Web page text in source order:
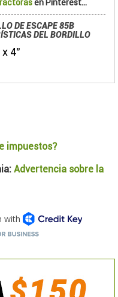
en Pinterest...
DE ESCAPE 85B
DEL BORDILLO
4"
impuestos?
Advertencia sobre la